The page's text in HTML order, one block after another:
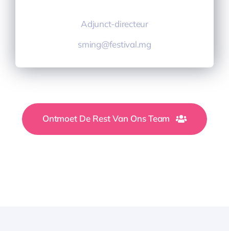
Adjunct-directeur
sming@festival.mg
Ontmoet De Rest Van Ons Team